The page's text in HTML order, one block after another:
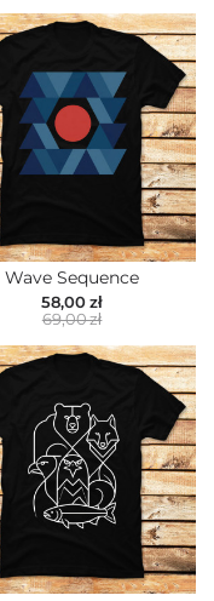
Wave Sequence
58,00 zł
69,00 zł